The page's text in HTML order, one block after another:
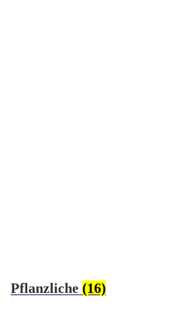
Pflanzliche (16)